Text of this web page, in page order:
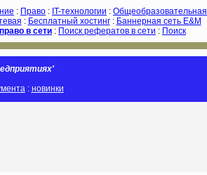
: Право : IT-технологии : Общеобразовательная
: Бесплатный хостинг: Баннерная сеть E&M
в сети : Поиск рефератов в сети : Поиск
: новинки